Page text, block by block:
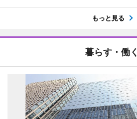
もっと見る
暮らす・働く